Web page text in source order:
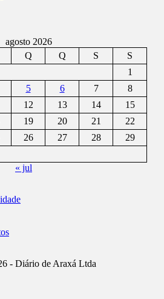
agosto 2026
Q Q S
S
1
5 6 7
8
12 13 14
15
19 20 21
22
26 27 28
29
« jul
- Diário de Araxá Ltda